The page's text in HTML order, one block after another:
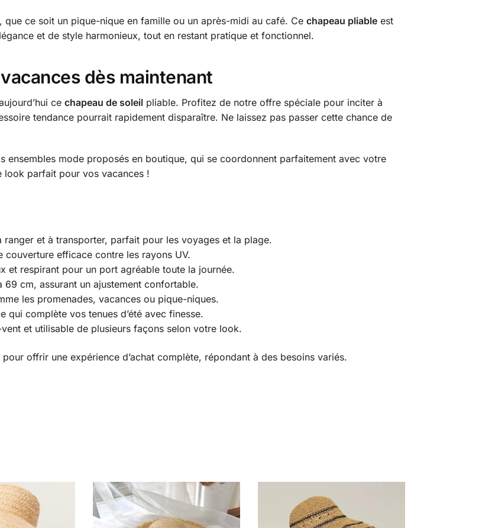
ce soit un pique-nique en famille ou un après-midi au café. Ce chapeau pliableest
et de style harmonieux, tout en restant pratique et fonctionnel.
dès maintenant
ce chapeau de soleilpliable. Profitez de notre offre spéciale pour inciter à
tendance pourrait rapidement disparaître. Ne laissez pas passer cette chance de
ensembles mode proposés en boutique, qui se coordonnent parfaitement avec votre
look parfait pour vos vacances !
et à transporter, parfait pour les voyages et la plage.
couverture efficace contre les rayons UV.
et respirant pour un port agréable toute la journée.
cm, assurant un ajustement confortable.
les promenades, vacances ou pique-niques.
qui complète vos tenues d’été avec finesse.
et utilisable de plusieurs façons selon votre look.
offrir une expérience d’achat complète, répondant à des besoins variés.